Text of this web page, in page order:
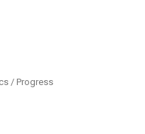
/ Progress